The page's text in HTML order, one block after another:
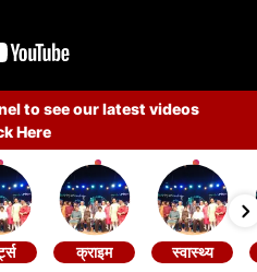
to see our latest videos
Here
क्राइम स्वास्थ्य